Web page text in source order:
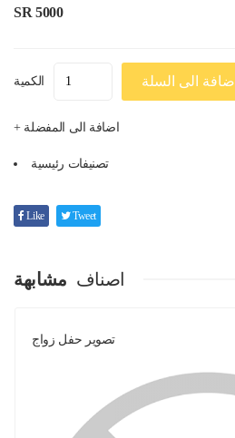
SR 5000
الكمية اضافة الى السلة
+ اضافة الى المفضلة
تصنيفات رئيسية
Like Tweet
اصناف مشابهة
تصوير حفل زواج